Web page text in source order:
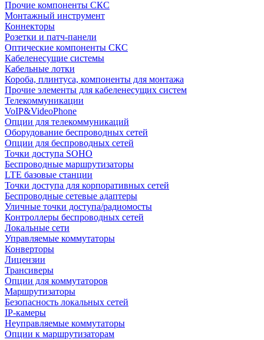
Прочие компоненты СКС
Монтажный инструмент
Коннекторы
Розетки и патч-панели
Оптические компоненты СКС
Кабеленесущие системы
Кабельные лотки
Короба, плинтуса, компоненты для монтажа
Прочие элементы для кабеленесущих систем
Телекоммуникации
VoIP&VideoPhone
Опции для телекоммуникаций
Оборудование беспроводных сетей
Опции для беспроводных сетей
Точки доступа SOHO
Беспроводные маршрутизаторы
LTE базовые станции
Точки доступа для корпоративных сетей
Беспроводные сетевые адаптеры
Уличные точки доступа/радиомосты
Контроллеры беспроводных сетей
Локальные сети
Управляемые коммутаторы
Конверторы
Лицензии
Трансиверы
Опции для коммутаторов
Маршрутизаторы
Безопасность локальных сетей
IP-камеры
Неуправляемые коммутаторы
Опции к маршрутизаторам